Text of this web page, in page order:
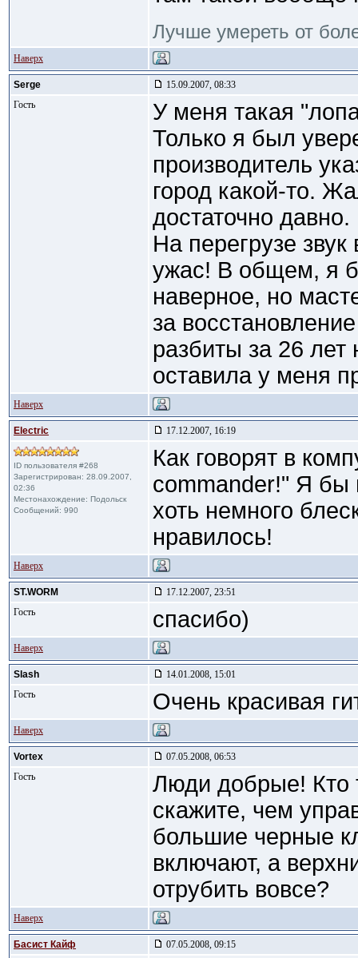
Лучше умереть от
Наверх
Serge
15.09.2007, 08:33
Гость
У меня такая
Только я был
производитель
город какой-то.
достаточно давно.
На перегрузе
ужас! В общем, я
наверное, но
за
разбиты за 26 лет
оставила у меня
Наверх
Electric 17.12.2007, 16:19
ID пользователя #268
Зарегистрирован: 28.09.2007,
02:36
Местонахождение: Подольск
Сообщений: 990
Как говорят в
commander!" Я бы
хоть немного
нравилось!
Наверх
ST.WORM
17.12.2007, 23:51
Гость
спасибо)
Наверх
Slash
14.01.2008, 15:01
Гость
Очень красивая
Наверх
Vortex
07.05.2008, 06:53
Гость
Люди добрые! Кто
скажите, чем
большие черные
включают, а
отрубить вовсе?
Наверх
Басист Кайф 07.05.2008, 09:15